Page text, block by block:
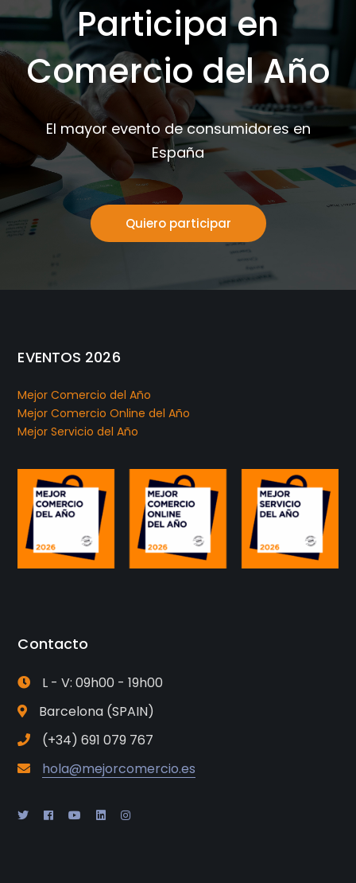
Participa en
Comercio del Año
El mayor evento de consumidores en
España
Quiero participar
EVENTOS 2026
Mejor Comercio del Año
Mejor Comercio Online del Año
Mejor Servicio del Año
Contacto
L - V: 09h00 - 19h00
Barcelona (SPAIN)
(+34) 691 079 767
hola@mejorcomercio.es